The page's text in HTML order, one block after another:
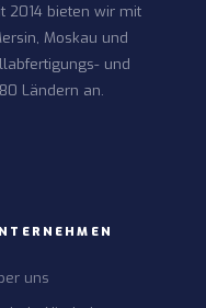
2014 bieten wir mit
Moskau und
und
Ländern an.
uns